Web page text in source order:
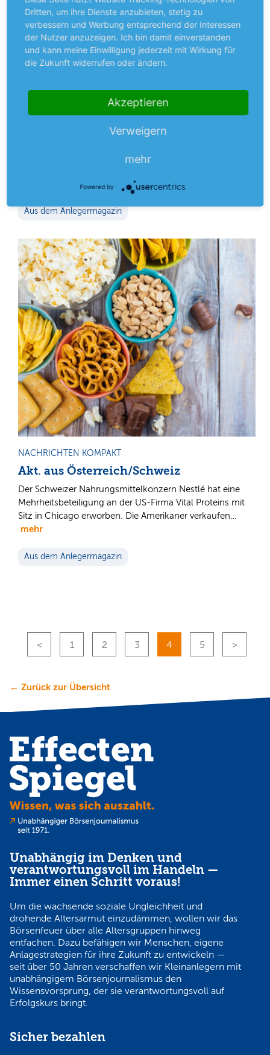
der Coronapandemie. Der Umsatz verlor aufgrund der
Aus dem Anlegermagazin
NACHRICHTEN KOMPAKT
Akt. aus Österreich/Schweiz
Der Schweizer Nahrungsmittelkonzern Nestlé hat eine
Mehrheitsbeteiligung an der US-Firma Vital Proteins mit
Sitz in Chicago erworben. Die Amerikaner verkaufen…
mehr
Aus dem Anlegermagazin
1 2 3 4 5
← Zurück zur Übersicht
Unabhängig im Denken und
verantwortungsvoll im Handeln —
Immer einen Schritt voraus!
Um die wachsende soziale Ungleichheit und
drohende Altersarmut einzudämmen, wollen wir das
Börsenfeuer über alle Altersgruppen hinweg
entfachen. Dazu befähigen wir Menschen, eigene
Anlagestrategien für ihre Zukunft zu entwickeln —
seit über 50 Jahren verschaffen wir Kleinanlegern mit
unabhängigem Börsenjournalismus den
Wissensvorsprung, der sie verantwortungsvoll auf
Erfolgskurs bringt.
Sicher bezahlen
Dritten, um ihre Dienste anzubieten, stetig zu
verbessern und Werbung entsprechend der Interessen
der Nutzer anzuzeigen. Ich bin damit einverstanden
und kann meine Einwilligung jederzeit mit Wirkung für
die Zukunft widerrufen oder ändern.
Akzeptieren
Verweigern
mehr
Powered by